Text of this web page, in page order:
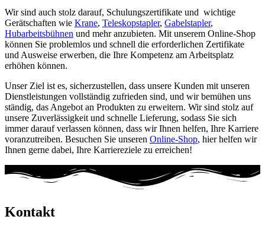
Wir sind auch stolz darauf, Schulungszertifikate und wichtige
Gerätschaften wie Krane, Teleskopstapler, Gabelstapler,
Hubarbeitsbühnen und mehr anzubieten. Mit unserem Online-Shop
können Sie problemlos und schnell die erforderlichen Zertifikate
und Ausweise erwerben, die Ihre Kompetenz am Arbeitsplatz
erhöhen können.
Unser Ziel ist es, sicherzustellen, dass unsere Kunden mit unseren
Dienstleistungen vollständig zufrieden sind, und wir bemühen uns
ständig, das Angebot an Produkten zu erweitern. Wir sind stolz auf
unsere Zuverlässigkeit und schnelle Lieferung, sodass Sie sich
immer darauf verlassen können, dass wir Ihnen helfen, Ihre Karriere
voranzutreiben. Besuchen Sie unseren Online-Shop, hier helfen wir
Ihnen gerne dabei, Ihre Karriereziele zu erreichen!
Kontakt